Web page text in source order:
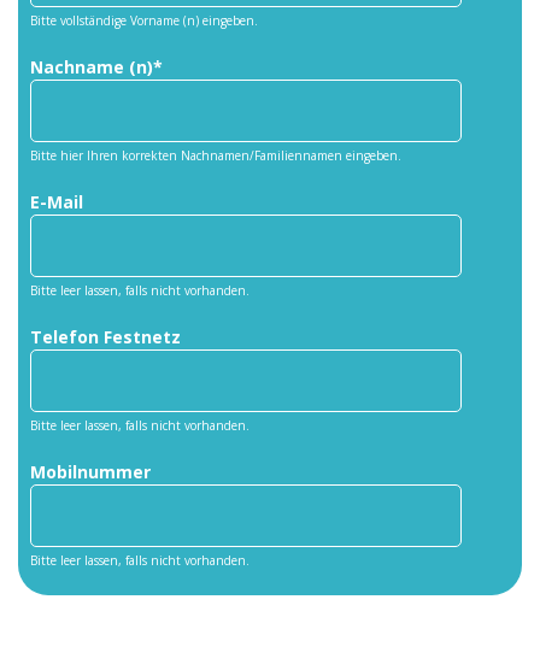
Bitte vollständige Vorname (n) eingeben.
Nachname (n)*
Bitte hier Ihren korrekten Nachnamen/Familiennamen eingeben.
E-Mail
Bitte leer lassen, falls nicht vorhanden.
Telefon Festnetz
Bitte leer lassen, falls nicht vorhanden.
Mobilnummer
Bitte leer lassen, falls nicht vorhanden.